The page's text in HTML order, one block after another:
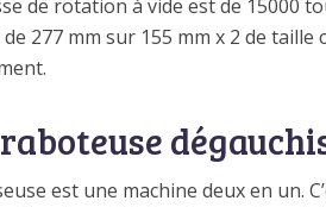
de rotation à vide est de
277 mm sur 155 mm x 2 de
est une machine deux en un.